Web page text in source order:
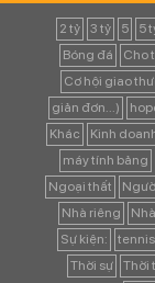
2 tỷ 3 tỷ 5 5
Bóng đá
Cho
Cơ hội giao
giản đơn...)
Khác
Kinh
máy tính bảng
Ngoại thất
Nhà riêng
Sự kiện:
tennis
Thời sự
Thời